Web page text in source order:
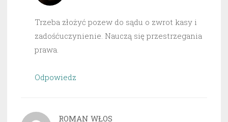
Trzeba złożyć pozew do sądu o zwrot kasy i
zadośćuczynienie. Nauczą się przestrzegania
prawa.
Odpowiedz
ROMAN WŁOS